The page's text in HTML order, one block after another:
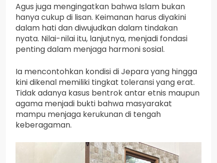
Agus juga mengingatkan bahwa Islam bukan
hanya cukup di lisan. Keimanan harus diyakini
dalam hati dan diwujudkan dalam tindakan
nyata. Nilai-nilai itu, lanjutnya, menjadi fondasi
penting dalam menjaga harmoni sosial.
Ia mencontohkan kondisi di Jepara yang hingga
kini dikenal memiliki tingkat toleransi yang erat.
Tidak adanya kasus bentrok antar etnis maupun
agama menjadi bukti bahwa masyarakat
mampu menjaga kerukunan di tengah
keberagaman.